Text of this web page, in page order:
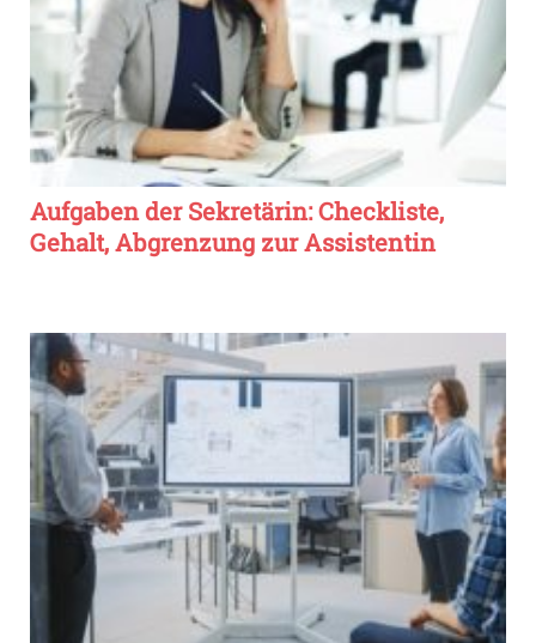
Aufgaben der Sekretärin: Checkliste,
Gehalt, Abgrenzung zur Assistentin